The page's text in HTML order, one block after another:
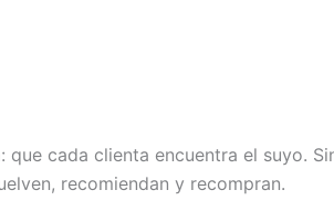
cada clienta encuentra el suyo.
recomiendan y recompran.